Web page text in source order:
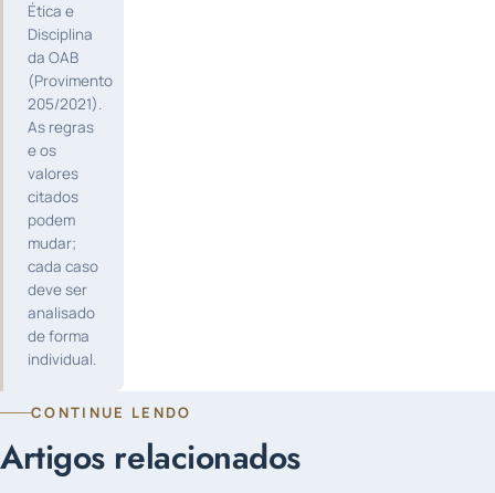
Ética e
Disciplina
da OAB
(Provimento
205/2021).
As regras
e os
valores
citados
podem
mudar;
cada caso
deve ser
analisado
de forma
individual.
CONTINUE LENDO
Artigos relacionados